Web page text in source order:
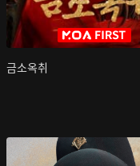
금소옥취